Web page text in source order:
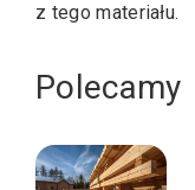
z tego materiału.
Polecamy